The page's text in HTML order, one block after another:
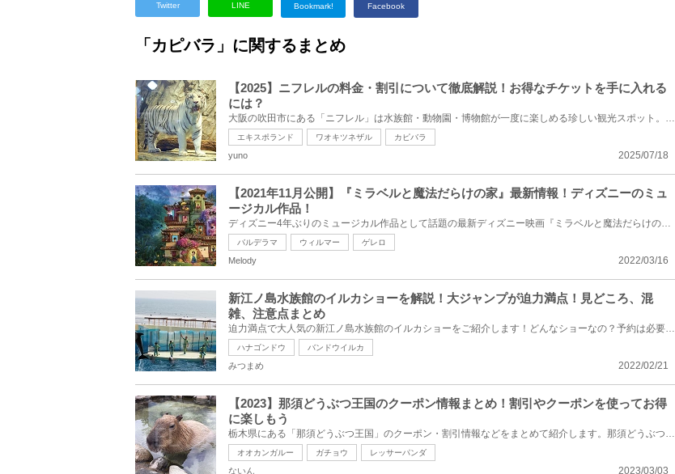
Twitter LINE Bookmark! Facebook
「カピバラ」に関するまとめ
【2025】ニフレルの料金・割引について徹底解説！お得なチケットを手に入れる
には？
大阪の吹田市にある「ニフレル」は水族館・動物園・博物館が一度に楽しめる珍しい観光スポット。室内に...
エキスポランド ワオキツネザル カピバラ
2025/07/18
yuno
【2021年11月公開】『ミラベルと魔法だらけの家』最新情報！ディズニーのミュ
ージカル作品！
ディズニー4年ぶりのミュージカル作品として話題の最新ディズニー映画『ミラベルと魔法だらけの家』。本...
バルデラマ ウィルマー ゲレロ
2022/03/16
Melody
新江ノ島水族館のイルカショーを解説！大ジャンプが迫力満点！見どころ、混
雑、注意点まとめ
迫力満点で大人気の新江ノ島水族館のイルカショーをご紹介します！どんなショーなの？予約は必要？コロ...
ハナゴンドウ バンドウイルカ
2022/02/21
みつまめ
【2023】那須どうぶつ王国のクーポン情報まとめ！割引やクーポンを使ってお得
に楽しもう
栃木県にある「那須どうぶつ王国」のクーポン・割引情報などをまとめて紹介します。那須どうぶつ王国は...
オオカンガルー ガチョウ レッサーパンダ
2023/03/03
ないん